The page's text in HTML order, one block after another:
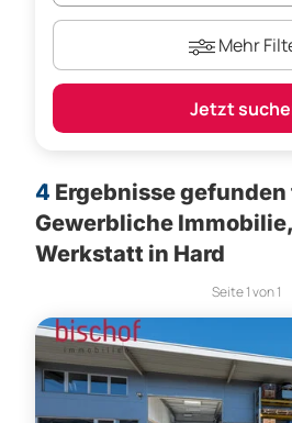
Mehr
Jetzt
4 Ergebnisse
Gewerbliche
Werkstatt in Hard
Seite1von1